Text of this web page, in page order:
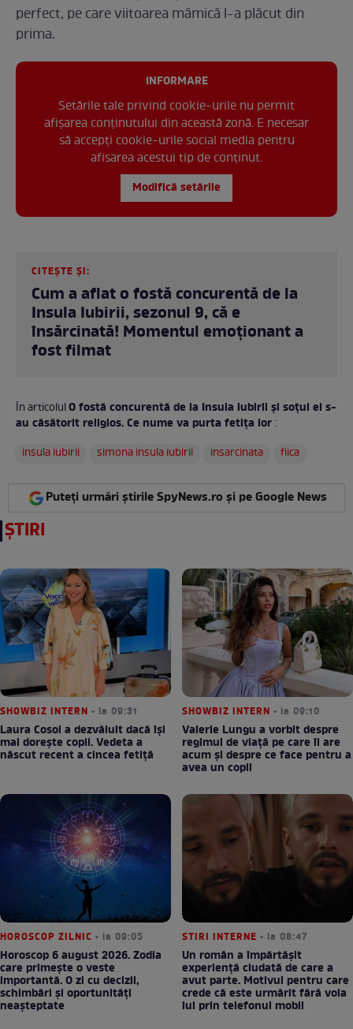
perfect, pe care viitoarea mămică l-a plăcut din
prima.
INFORMARE
Setările tale privind cookie-urile nu permit
afișarea conținutului din această zonă. E necesar
să accepți cookie-urile social media pentru
afisarea acestui tip de conținut.
Modifică setările
CITEȘTE ȘI:
Cum a aflat o fostă concurentă de la
Insula Iubirii, sezonul 9, că e
însărcinată! Momentul emoționant a
fost filmat
În articolulO fostă concurentă de la Insula iubirii și soțul ei s-
au căsătorit religios. Ce nume va purta fetița lor :
insula iubirii
simona insula iubirii insarcinata fiica
Puteți urmări știrile SpyNews.ro și pe Google News
ȘTIRI
SHOWBIZ INTERN • la 09:31
Laura Cosoi a dezvăluit dacă își
mai dorește copii. Vedeta a
născut recent a cincea fetiță
SHOWBIZ INTERN • la 09:10
Valerie Lungu a vorbit despre
regimul de viață pe care îl are
acum și despre ce face pentru a
avea un copil
HOROSCOP ZILNIC • la 09:05
Horoscop 6 august 2026. Zodia
care primește o veste
importantă. O zi cu decizii,
schimbări și oportunități
neașteptate
STIRI INTERNE • la 08:47
Un român a împărtășit
experiență ciudată de care a
avut parte. Motivul pentru care
crede că este urmărit fără voia
lui prin telefonul mobil